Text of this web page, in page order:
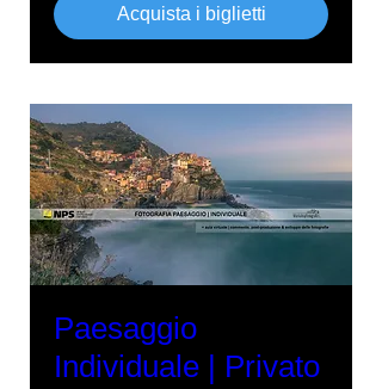
Acquista i biglietti
Paesaggio
Individuale | Privato